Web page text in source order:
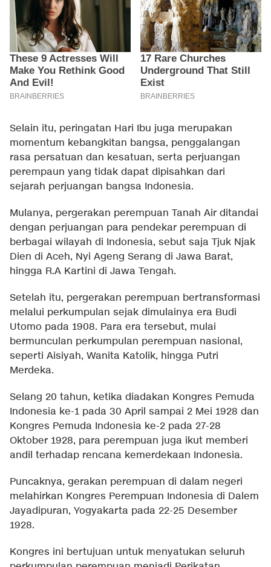
Selain itu, peringatan Hari Ibu juga merupakan
momentum kebangkitan bangsa, penggalangan
rasa persatuan dan kesatuan, serta perjuangan
perempaun yang tidak dapat dipisahkan dari
sejarah perjuangan bangsa Indonesia.
Mulanya, pergerakan perempuan Tanah Air ditandai
dengan perjuangan para pendekar perempuan di
berbagai wilayah di Indonesia, sebut saja Tjuk Njak
Dien di Aceh, Nyi Ageng Serang di Jawa Barat,
hingga R.A Kartini di Jawa Tengah.
Setelah itu, pergerakan perempuan bertransformasi
melalui perkumpulan sejak dimulainya era Budi
Utomo pada 1908. Para era tersebut, mulai
bermunculan perkumpulan perempuan nasional,
seperti Aisiyah, Wanita Katolik, hingga Putri
Merdeka.
Selang 20 tahun, ketika diadakan Kongres Pemuda
Indonesia ke-1 pada 30 April sampai 2 Mei 1928 dan
Kongres Pemuda Indonesia ke-2 pada 27-28
Oktober 1928, para perempuan juga ikut memberi
andil terhadap rencana kemerdekaan Indonesia.
Puncaknya, gerakan perempuan di dalam negeri
melahirkan Kongres Perempuan Indonesia di Dalem
Jayadipuran, Yogyakarta pada 22-25 Desember
1928.
Kongres ini bertujuan untuk menyatukan seluruh